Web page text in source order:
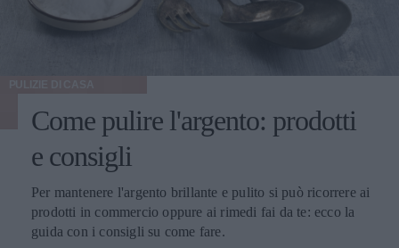
Come pulire l'argento: prodotti
e consigli
Per mantenere l'argento brillante e pulito si può ricorrere ai
prodotti in commercio oppure ai rimedi fai da te: ecco la
guida con i consigli su come fare.